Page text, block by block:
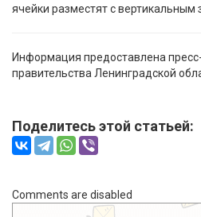
ячейки разместят с вертикальным
Информация предоставлена
правительства Ленинградской
Поделитесь этой статьей:
Comments are disabled